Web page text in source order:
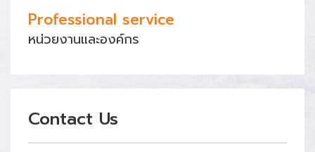
Professional service
หน่วยงานและองค์กร
Contact Us